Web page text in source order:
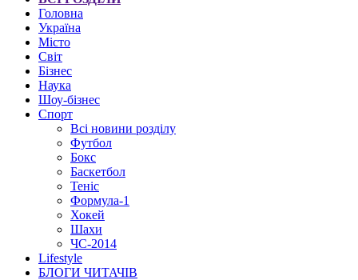
Головна
Україна
Місто
Світ
Бізнес
Наука
Шоу-бізнес
Спорт
Всі новини розділу
Футбол
Бокс
Баскетбол
Теніс
Формула-1
Хокей
Шахи
ЧС-2014
Lifestyle
БЛОГИ ЧИТАЧІВ